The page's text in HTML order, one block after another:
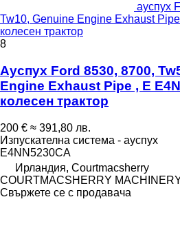
ауспух
Tw10, Genuine Engine Exhaust
колесен трактор
8
Ауспух Ford 8530, 8700,
Engine Exhaust Pipe , E
колесен трактор
200 € ≈ 391,80 лв.
Изпускателна система - ауспух
E4NN5230CA
Ирландия, Courtmacsherry
COURTMACSHERRY
Свържете се с продавача